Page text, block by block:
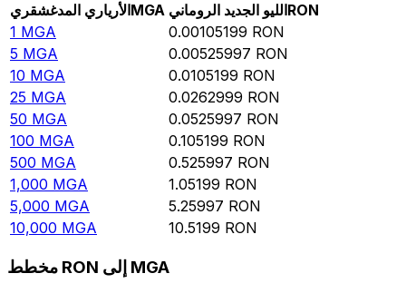
الأرياري المدغشقريMGA الليو الجديد الرومانيRON
1 MGA 0.00105199 RON
5 MGA 0.00525997 RON
10 MGA 0.0105199 RON
25 MGA 0.0262999 RON
50 MGA 0.0525997 RON
100 MGA 0.105199 RON
500 MGA 0.525997 RON
1,000 MGA 1.05199 RON
5,000 MGA 5.25997 RON
10,000 MGA 10.5199 RON
مخطط RON إلى MGA